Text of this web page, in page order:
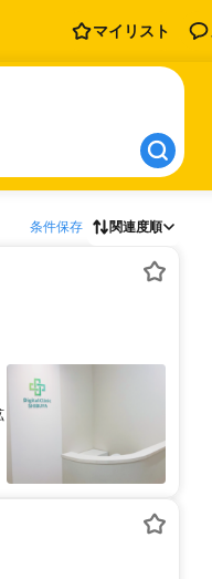
マイリスト
条件保存 関連度順